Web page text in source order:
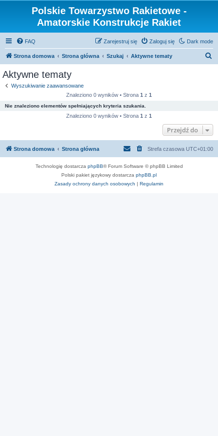
Polskie Towarzystwo Rakietowe -
Amatorskie Konstrukcje Rakiet
Dark mode
FAQ Zaloguj się
Zarejestruj się
Strona domowa Strona główna Szukaj Aktywne tematy
Aktywne tematy
Wyszukiwanie zaawansowane
Znaleziono 0 wyników • Strona 1 z 1
Nie znaleziono elementów spełniających kryteria szukania.
Znaleziono 0 wyników • Strona 1 z 1
Przejdź do
Strona domowa Strona główna Strefa czasowa UTC+01:00
Technologię dostarcza phpBB® Forum Software © phpBB Limited
Polski pakiet językowy dostarcza phpBB.pl
Zasady ochrony danych osobowych | Regulamin